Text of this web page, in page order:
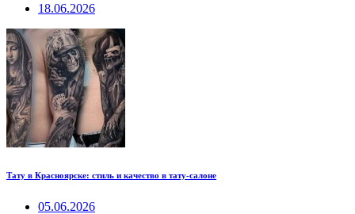
18.06.2026
Тату в Красноярске: стиль и качество в тату-салоне
05.06.2026